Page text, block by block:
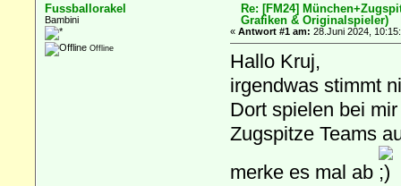
Fussballorakel
Bambini
Offline
Re: [FM24]
Grafiken & Originalspieler)
« Antwort #1 am: 28.Juni 2024,
Hallo Kruj,
irgendwas stimmt
Dort spielen bei
Zugspitze Teams
merke es mal ab